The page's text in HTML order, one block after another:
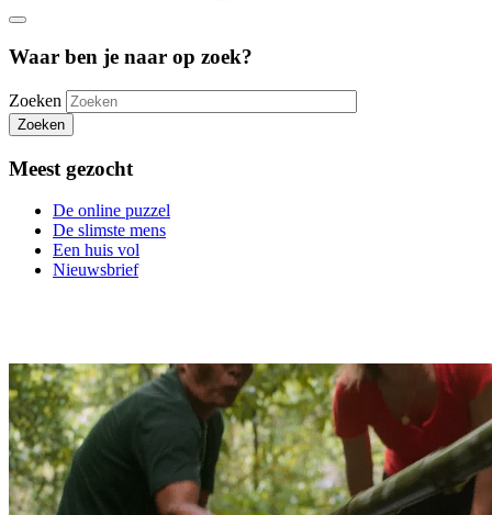
Waar ben je naar op zoek?
Zoeken
Zoeken
Meest gezocht
De online puzzel
De slimste mens
Een huis vol
Nieuwsbrief